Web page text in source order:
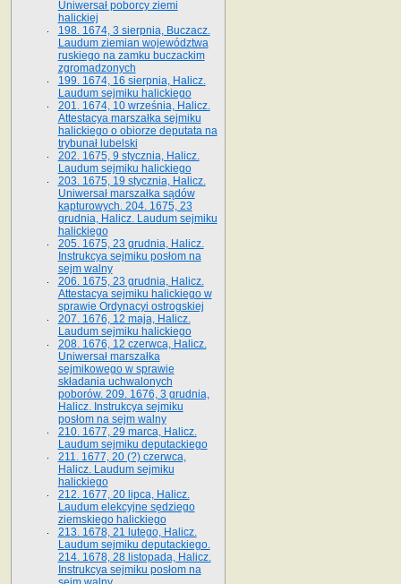
Uniwersał poborcy ziemi
halickiej
198. 1674, 3 sierpnia, Buczacz.
Laudum ziemian województwa
ruskiego na zamku buczackim
zgromadzonych
199. 1674, 16 sierpnia, Halicz.
Laudum sejmiku halickiego
201. 1674, 10 września, Halicz.
Attestacya marszałka sejmiku
halickiego o obiorze deputata na
trybunał lubelski
202. 1675, 9 stycznia, Halicz.
Laudum sejmiku halickiego
203. 1675, 19 stycznia, Halicz.
Uniwersał marszałka sądów
kapturowych. 204. 1675, 23
grudnia, Halicz. Laudum sejmiku
halickiego
205. 1675, 23 grudnia, Halicz.
Instrukcya sejmiku posłom na
sejm walny
206. 1675, 23 grudnia, Halicz.
Attestacya sejmiku halickiego w
sprawie Ordynacyi ostrogskiej
207. 1676, 12 maja, Halicz.
Laudum sejmiku halickiego
208. 1676, 12 czerwca, Halicz.
Uniwersał marszałka
sejmikowego w sprawie
składania uchwalonych
poborów. 209. 1676, 3 grudnia,
Halicz. Instrukcya sejmiku
posłom na sejm walny
210. 1677, 29 marca, Halicz.
Laudum sejmiku deputackiego
211. 1677, 20 (?) czerwca,
Halicz. Laudum sejmiku
halickiego
212. 1677, 20 lipca, Halicz.
Laudum elekcyjne sędziego
ziemskiego halickiego
213. 1678, 21 lutego, Halicz.
Laudum sejmiku deputackiego.
214. 1678, 28 listopada, Halicz.
Instrukcya sejmiku posłom na